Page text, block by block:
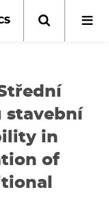
stavební
in
of